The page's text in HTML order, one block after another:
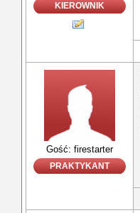
KIEROWNIK
Gość: firestarter
PRAKTYKANT